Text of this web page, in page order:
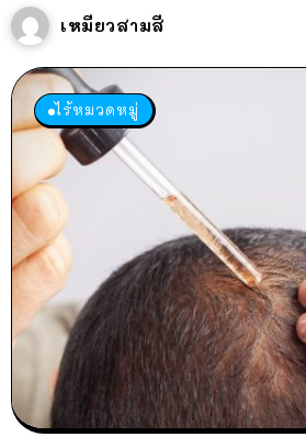
เหมียวสามสี
ไร้หมวดหมู่